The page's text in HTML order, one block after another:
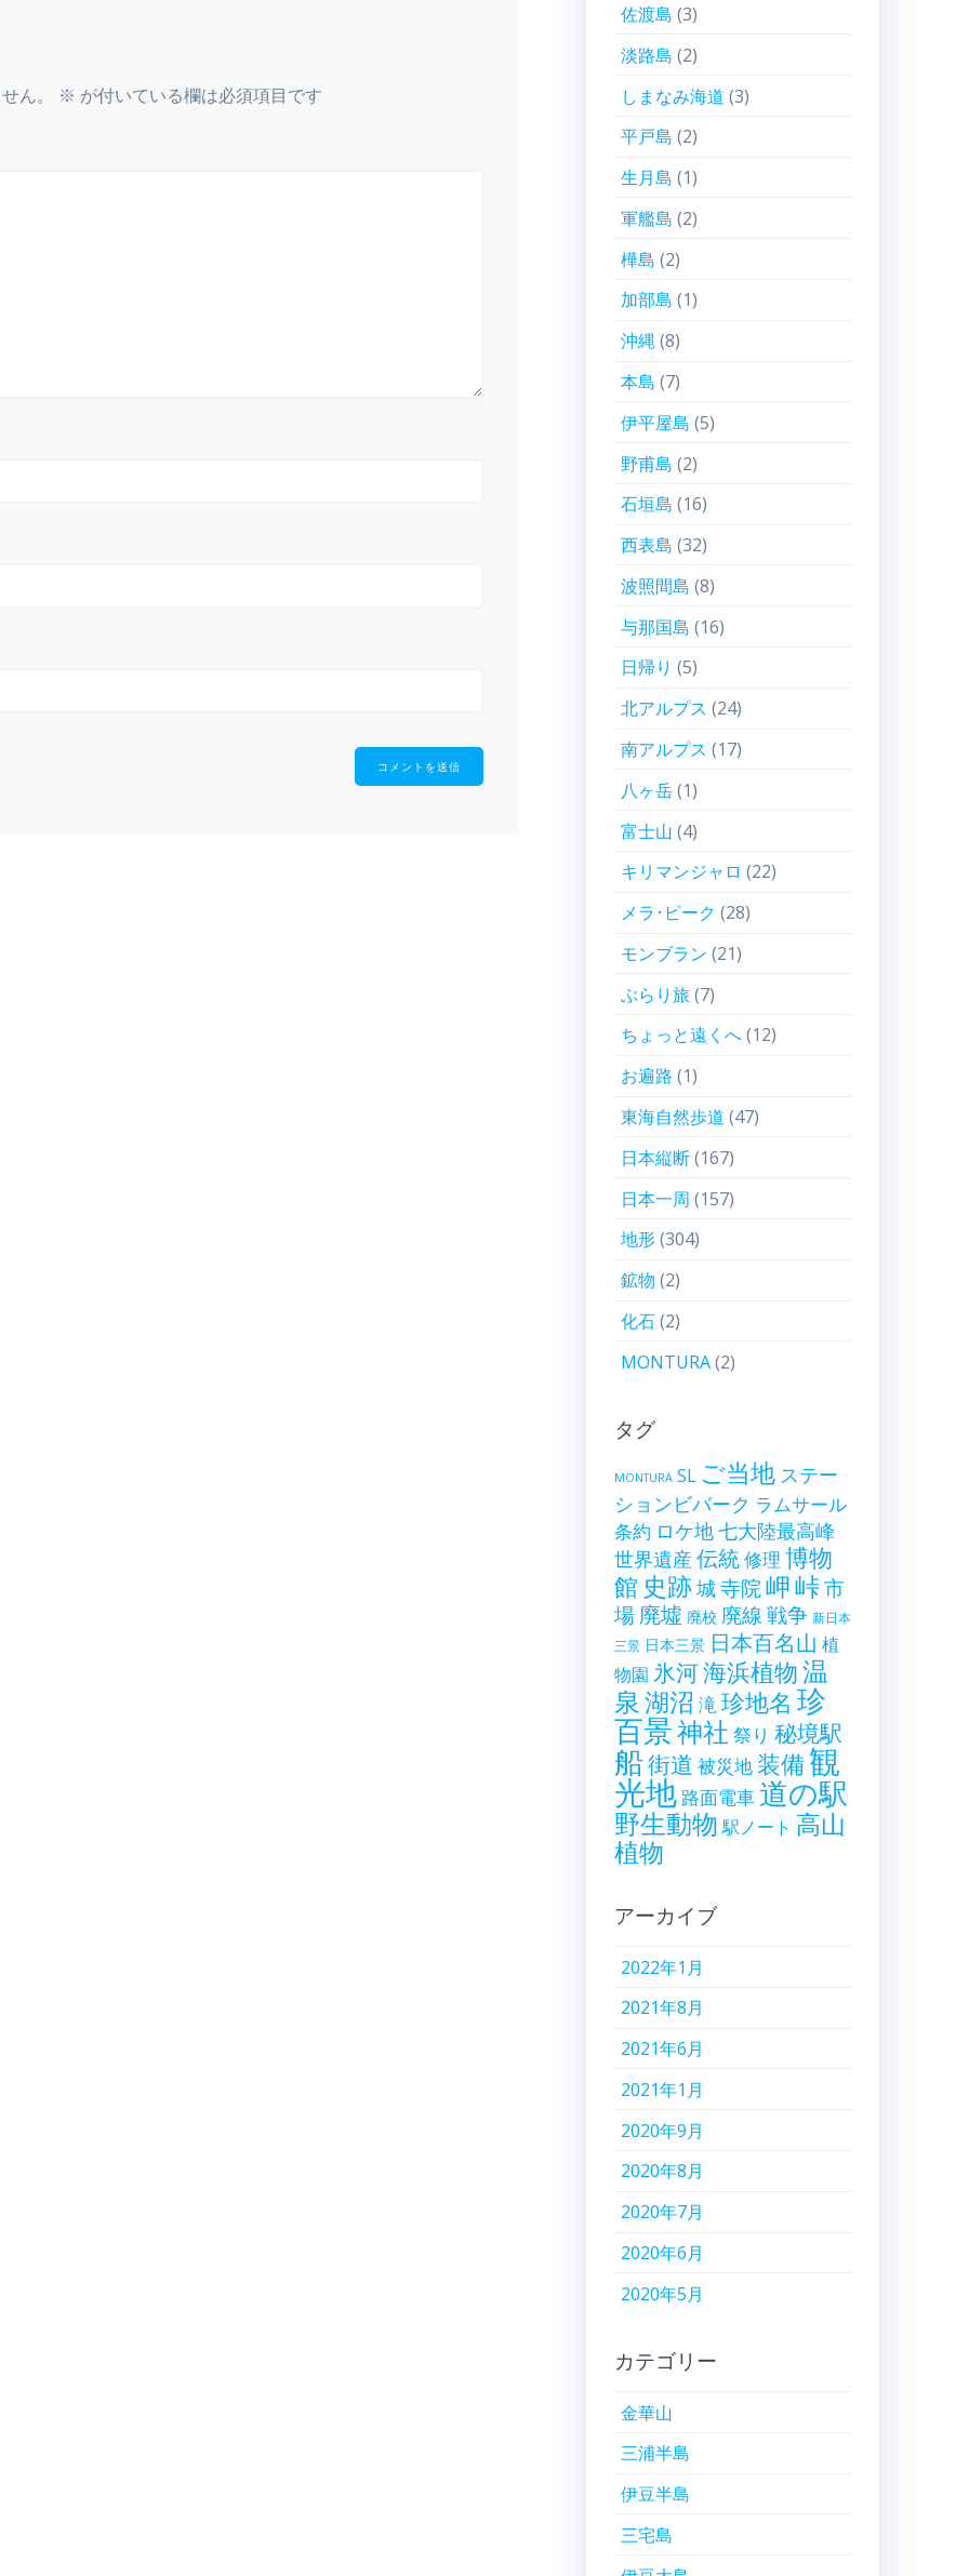
ん。 ※ が付いている欄は必須項目です
佐渡島 (3)
淡路島 (2)
しまなみ海道 (3)
平戸島 (2)
生月島 (1)
軍艦島 (2)
樺島 (2)
加部島 (1)
沖縄(8)
本島 (7)
伊平屋島 (5)
野甫島 (2)
石垣島 (16)
西表島 (32)
波照間島 (8)
与那国島 (16)
日帰り (5)
北アルプス (24)
南アルプス (17)
八ヶ岳(1)
富士山 (4)
キリマンジャロ (22)
メラ･ピーク (28)
モンブラン (21)
ぶらり旅 (7)
ちょっと遠くへ(12)
お遍路 (1)
東海自然歩道 (47)
日本縦断(167)
日本一周 (157)
地形(304)
鉱物 (2)
化石(2)
MONTURA(2)
タグ
MONTURA SL ご当地 ステー
ションビバーク ラムサール
条約 ロケ地七大陸最高峰
世界遺産 伝統修理 博物
館 史跡城寺院岬峠市
場 廃墟 廃校 廃線戦争 新日本
三景 日本三景 日本百名山 植
物園 氷河海浜植物温
泉湖沼 滝珍地名 珍
百景神社 祭り 秘境駅
船街道 被災地装備観
光地 路面電車道の駅
野生動物 駅ノート 高山
植物
アーカイブ
2022年1月
2021年8月
2021年6月
2021年1月
2020年9月
2020年8月
2020年7月
2020年6月
2020年5月
カテゴリー
金華山
三浦半島
伊豆半島
三宅島